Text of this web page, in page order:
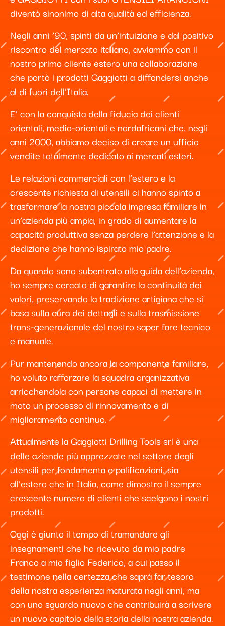
diventò sinonimo di alta qualità ed efficienza.
Negli anni ’90, spinti da un’intuizione e dal positivo
riscontro del mercato italiano, avviammo con il
nostro primo cliente estero una collaborazione
che portò i prodotti Gaggiotti a diffondersi anche
al di fuori dell’Italia.
E’ con la conquista della fiducia dei clienti
orientali, medio-orientali e nordafricani che, negli
anni 2000, abbiamo deciso di creare un ufficio
vendite totalmente dedicato ai mercati esteri.
Le relazioni commerciali con l’estero e la
crescente richiesta di utensili ci hanno spinto a
trasformare la nostra piccola impresa familiare in
un’azienda più ampia, in grado di aumentare la
capacità produttiva senza perdere l’attenzione e la
dedizione che hanno ispirato mio padre.
Da quando sono subentrato alla guida dell’azienda,
ho sempre cercato di garantire la continuità dei
valori, preservando la tradizione artigiana che si
basa sulla cura dei dettagli e sulla trasmissione
trans-generazionale del nostro saper fare tecnico
e manuale.
Pur mantenendo ancora la componente familiare,
ho voluto rafforzare la squadra organizzativa
arricchendola con persone capaci di mettere in
moto un processo di rinnovamento e di
miglioramento continuo.
Attualmente la Gaggiotti Drilling Tools srl è una
delle aziende più apprezzate nel settore degli
utensili per fondamenta e palificazioni,sia
all’estero che in Italia, come dimostra il sempre
crescente numero di clienti che scelgono i nostri
prodotti.
Oggi è giunto il tempo di tramandare gli
insegnamenti che ho ricevuto da mio padre
Franco a mio figlio Federico, a cui passo il
testimone nella certezza che saprà far tesoro
della nostra esperienza maturata negli anni, ma
con uno sguardo nuovo che contribuirà a scrivere
un nuovo capitolo della storia della nostra azienda.